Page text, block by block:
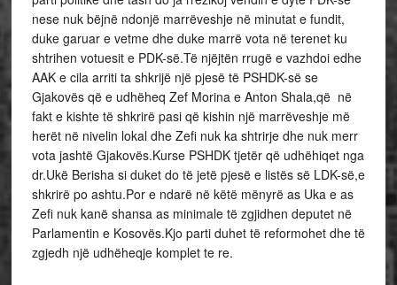
nese nuk bëjnë ndonjë marrëveshje në minutat e fundit,
duke garuar e vetme dhe duke marrë vota në terenet ku
shtrihen votuesit e PDK-së.Të njëjtën rrugë e vazhdoi edhe
AAK e cila arriti ta shkrijë një pjesë të PSHDK-së se
Gjakovës që e udhëheq Zef Morina e Anton Shala,që në
fakt e kishte të shkrirë pasi që kishin një marrëveshje më
herët në nivelin lokal dhe Zefi nuk ka shtrirje dhe nuk merr
vota jashtë Gjakovës.Kurse PSHDK tjetër që udhëhiqet nga
dr.Ukë Berisha si duket do të jetë pjesë e listës së LDK-së,e
shkrirë po ashtu.Por e ndarë në këtë mënyrë as Uka e as
Zefi nuk kanë shansa as minimale të zgjidhen deputet në
Parlamentin e Kosovës.Kjo parti duhet të reformohet dhe të
zgjedh një udhëheqje komplet te re.